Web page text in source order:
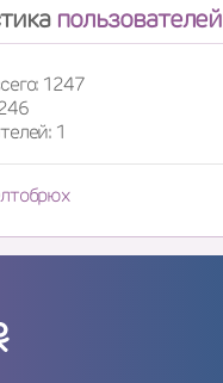
пользователей
1247
1